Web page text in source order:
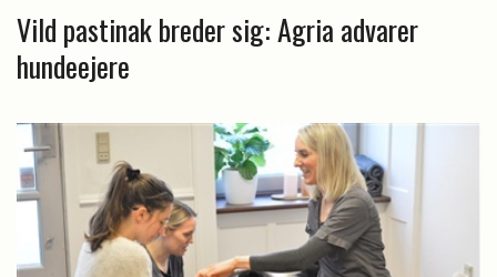
Vild pastinak breder sig: Agria advarer
hundeejere